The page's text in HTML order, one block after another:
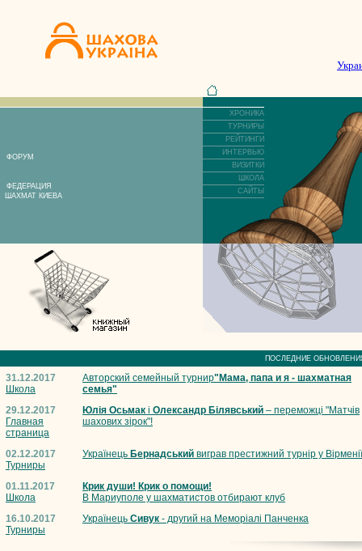
ФОРУМ
ФЕДЕРАЦИЯ
ШАХМАТ КИЕВА
ХРОНИКА
ТУРНИРЫ
РЕЙТИНГИ
ИНТЕРВЬЮ
ВИЗИТКИ
ШКОЛА
САЙТЫ
ПОСЛЕДНИЕ
31.12.2017
Школа
Авторский семейный турнир"Мама, папа и я - шахматная
семья"
29.12.2017
Главная
страница
Юлія Осьмак і Олександр Білявський – переможці "Матчів
шахових зірок"!
02.12.2017
Турниры
Українець Бернадський виграв престижний турнір у Вірменії
01.11.2017
Школа
Крик души! Крик о помощи!
В Мариуполе у шахматистов отбирают клуб
16.10.2017
Турниры
Українець Сивук - другий на Меморіалі Панченка